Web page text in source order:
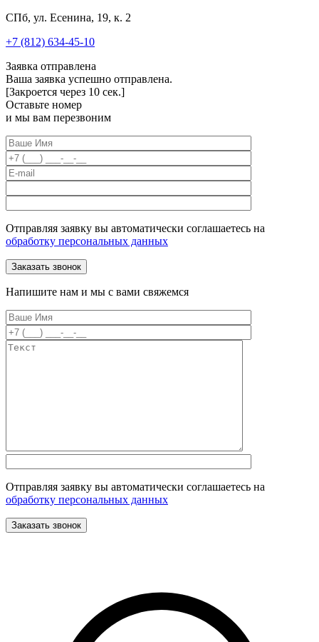
СПб, ул. Есенина, 19, к. 2
+7 (812) 634-45-10
Заявка отправлена
Ваша заявка успешно отправлена.
[Закроется через 10 сек.]
Оставьте номер
и мы вам перезвоним
Отправляя заявку вы автоматически соглашаетесь на
обработку персональных данных
Напишите нам и мы с вами свяжемся
Отправляя заявку вы автоматически соглашаетесь на
обработку персональных данных